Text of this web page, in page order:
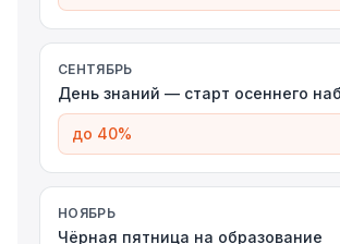
СЕНТЯБРЬ
День знаний — старт осеннего
до 40%
НОЯБРЬ
Чёрная пятница на образование